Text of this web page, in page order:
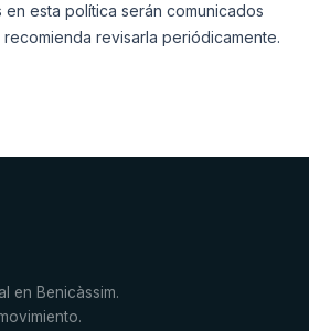
en esta política serán comunicados
revisarla periódicamente.
en Benicàssim.